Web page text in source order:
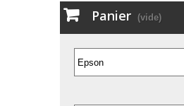
Panier (vide)